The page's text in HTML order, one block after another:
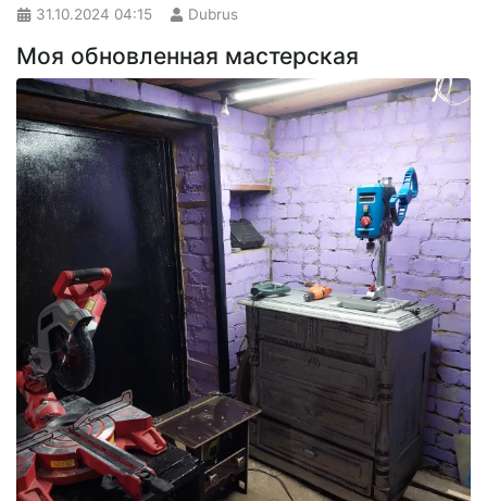
31.10.2024 04:15 Dubrus
Моя обновленная мастерская